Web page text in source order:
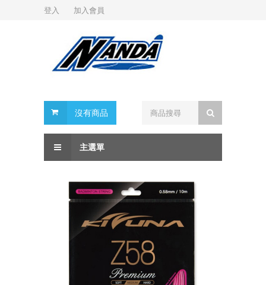
登入 加入會員
沒有商品
主選單